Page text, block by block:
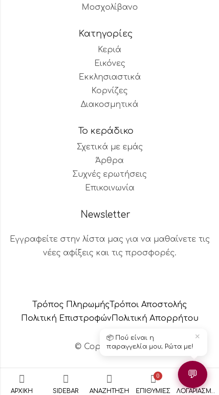
Μοσχολίβανο
Κατηγορίες
Κεριά
Εικόνες
Εκκλησιαστικά
Κορνίζες
Διακοσμητικά
Το κεράδικο
Σχετικά με εμάς
Άρθρα
Συχνές ερωτήσεις
Επικοινωνία
Newsletter
Εγγραφείτε στην λίστα μας για να μαθαίνετε τις
νέες αφίξεις και τις προσφορές.
Τρόπος Πληρωμής Τρόποι Αποστολής
Πολιτική ΕπιστροφώνΠολιτική Aπορρήτου
© Copyright 2024 – Το κεράδικο
ΑΡΧΙΚΉ SIDEBAR ΑΝΑΖΉΤΗΣΗ
0
ΕΠΙΘΥΜΊΕΣ ΛΟΓΑΡΙΑΣΜΌΣ
✕
📦 Πού είναι η
παραγγελία μου; Ρώτα με!
💬